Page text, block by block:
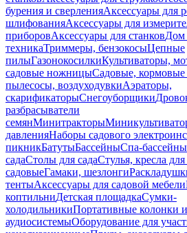
бурения и сверленияАксессуары для
шлифованияАксессуары для
приборовАксессуары для станковДом
техникаТриммеры, бензокосыЦепные
пилыГазонокосилкиКультиваторы,
садовые ножницыСадовые, кормовые
пылесосы, воздуходувкиАэраторы,
скарификаторыСнегоуборщики
разбрасыватели
семянМинитракторы
давленияНаборы садового
пикникБатутыБассейныСпа-бассейны
садаСтолы для садаСтулья, кресла для
садовыеГамаки, шезлонги
тентыАксессуары для садовой мебели
коптильниДетская площадкаСумки-
холодильникиПортативные колонки и
аудиосистемыОборудование для